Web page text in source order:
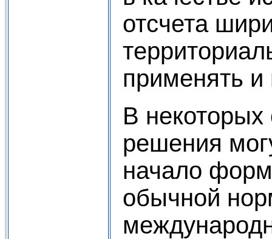
отсчета
применять
В некоторых
решения
начало
обычной